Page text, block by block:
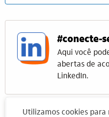
#conecte-
Aqui você
abertas de
LinkedIn.
Utilizamos cookies